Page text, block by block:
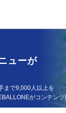
ューが
まで9,000人以上を
がコンテンツ